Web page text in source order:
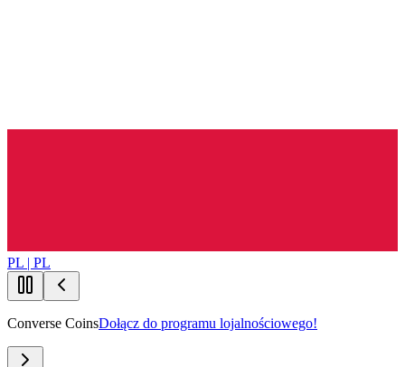
PL | PL
Converse CoinsDołącz do programu lojalnościowego!